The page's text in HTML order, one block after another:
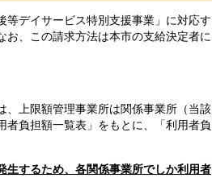
デイサービス特別支援事業」に対応す
お、この請求方法は本市の支給決定者に
上限額管理事業所は関係事業所（当該
負担額一覧表」をもとに、「利用者負
生するため、各関係事業所でしか利用者